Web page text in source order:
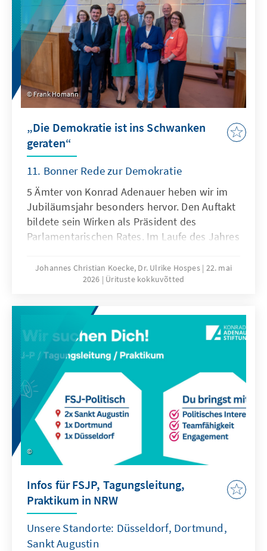
Frank Homann
„Die Demokratie ist ins Schwanken
geraten“
11. Bonner Rede zur Demokratie
5 Ämter von Konrad Adenauer heben wir im
Jubiläumsjahr besonders hervor. Den Auftakt
bildete sein Wirken als Präsident des
Parlamentarischen Rates. Im Laufe des Jahres
von Köln, Parteivorsitzender der CDU,
Bundeskanzler und Präsident des
Johannes Christian Koecke, Dr. Ulrike Hospes 22. mai
2026
Ürituste kokkuvõtted
Infos für FSJP, Tagungsleitung,
Praktikum in NRW
Unsere Standorte: Düsseldorf, Dortmund,
Sankt Augustin